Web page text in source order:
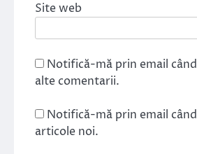
Site web
Notifică-mă prin email
alte comentarii.
Notifică-mă prin email
articole noi.